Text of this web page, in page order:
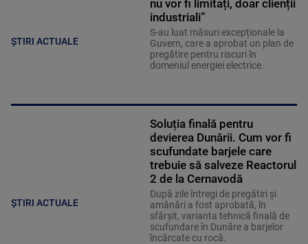
ȘTIRI ACTUALE
nu vor fi limitați, doar clienții
industriali”
S-au luat măsuri excepționale la
Guvern, care a aprobat un plan de
pregătire pentru riscuri în
domeniul energiei electrice.
ȘTIRI ACTUALE
Soluția finală pentru
devierea Dunării. Cum vor fi
scufundate barjele care
trebuie să salveze Reactorul
2 de la Cernavodă
După zile întregi de pregătiri și
amânări a fost aprobată, în
sfârșit, varianta tehnică finală de
scufundare în Dunăre a barjelor
încărcate cu rocă.